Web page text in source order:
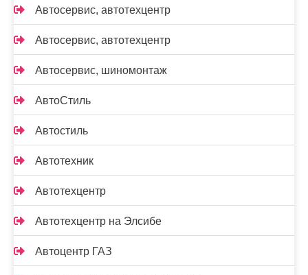
Автосервис, автотехцентр
Автосервис, автотехцентр
Автосервис, шиномонтаж
АвтоСтиль
Автостиль
Автотехник
Автотехцентр
Автотехцентр на Элсибе
Автоцентр ГАЗ